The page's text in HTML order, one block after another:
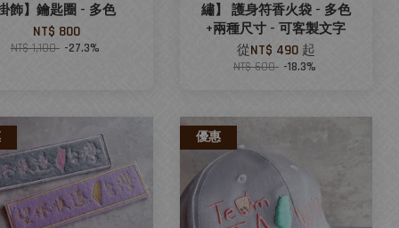
飾】鑰匙圈 - 多色
NT$ 800
NT$ 1,100 -27.3%
繡】 護身符香火袋 - 多色
+兩種尺寸 - 可客製文字
從NT$ 490 起
NT$ 600 -18.3%
優惠